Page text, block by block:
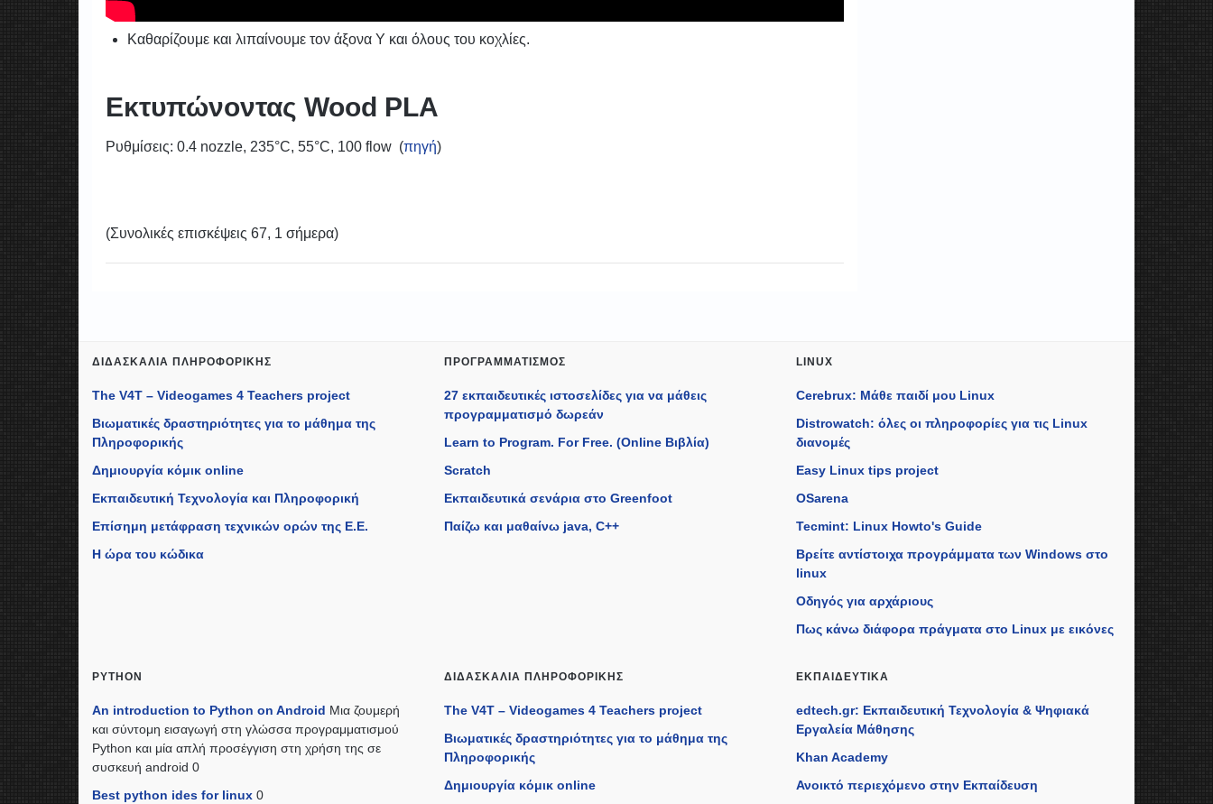
Καθαρίζουμε και λιπαίνουμε τον άξονα Υ και όλους του κοχλίες.
Εκτυπώνοντας Wood PLA
Ρυθμίσεις: 0.4 nozzle, 235°C, 55°C, 100 flow (πηγή)
(Συνολικές επισκέψεις 67, 1 σήμερα)
ΔΙΔΑΣΚΑΛΊΑ ΠΛΗΡΟΦΟΡΙΚΉΣ
The V4T – Videogames 4 Teachers project
Βιωματικές δραστηριότητες για το μάθημα της
Πληροφορικής
Δημιουργία κόμικ online
Εκπαιδευτική Τεχνολογία και Πληροφορική
Επίσημη μετάφραση τεχνικών ορών της Ε.Ε.
Η ώρα του κώδικα
ΠΡΟΓΡΑΜΜΑΤΙΣΜΌΣ
27 εκπαιδευτικές ιστοσελίδες για να μάθεις
προγραμματισμό δωρεάν
Learn to Program. For Free. (Online Βιβλία)
Scratch
Εκπαιδευτικά σενάρια στο Greenfoot
Παίζω και μαθαίνω java, C++
LINUX
Cerebrux: Μάθε παιδί μου Linux
Distrowatch: όλες οι πληροφορίες για τις Linux
διανομές
Easy Linux tips project
OSarena
Tecmint: Linux Howto's Guide
Βρείτε αντίστοιχα προγράμματα των Windows στο
linux
Οδηγός για αρχάριους
Πως κάνω διάφορα πράγματα στο Linux με εικόνες
PYTHON
An introduction to Python on Android Μια ζουμερή
και σύντομη εισαγωγή στη γλώσσα προγραμματισμού
Python και μία απλή προσέγγιση στη χρήση της σε
συσκευή android 0
Best python ides for linux 0
ΔΙΔΑΣΚΑΛΊΑ ΠΛΗΡΟΦΟΡΙΚΉΣ
The V4T – Videogames 4 Teachers project
Βιωματικές δραστηριότητες για το μάθημα της
Πληροφορικής
Δημιουργία κόμικ online
ΕΚΠΑΙΔΕΥΤΙΚΆ
edtech.gr: Εκπαιδευτική Τεχνολογία & Ψηφιακά
Εργαλεία Μάθησης
Khan Academy
Ανοικτό περιεχόμενο στην Εκπαίδευση